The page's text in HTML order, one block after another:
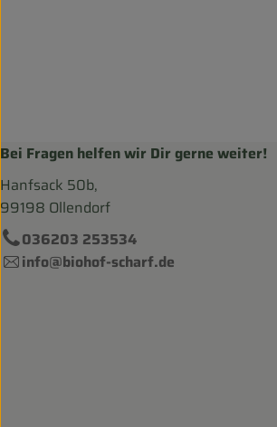
Bei Fragen helfen wir Dir gerne weiter!
Hanfsack 50b,
99198 Ollendorf
036203 253534
info@biohof-scharf.de